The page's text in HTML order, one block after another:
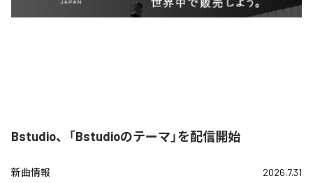
Bstudio、「Bstudioのテーマ」を配信開始
新曲情報 2026.7.31